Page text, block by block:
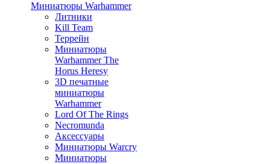
Миниатюры Warhammer
Литники
Kill Team
Террейн
Миниатюры
Warhammer The
Horus Heresy
3D печатные
миниатюры
Warhammer
Lord Of The Rings
Necromunda
Аксессуары
Миниатюры Warcry
Миниатюры